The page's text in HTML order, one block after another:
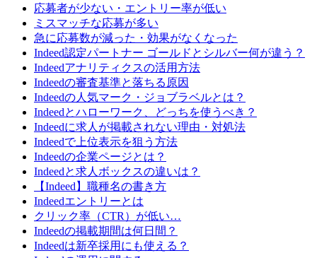
応募者が少ない・エントリー率が低い
ミスマッチな応募が多い
急に応募数が減った・効果がなくなった
Indeed認定パートナー ゴールドとシルバー何が違う？
Indeedアナリティクスの活用方法
Indeedの審査基準と落ちる原因
Indeedの人気マーク・ジョブラベルとは？
Indeedとハローワーク、どっちを使うべき？
Indeedに求人が掲載されない理由・対処法
Indeedで上位表示を狙う方法
Indeedの企業ページとは？
Indeedと求人ボックスの違いは？
【Indeed】職種名の書き方
Indeedエントリーとは
クリック率（CTR）が低い…
Indeedの掲載期間は何日間？
Indeedは新卒採用にも使える？